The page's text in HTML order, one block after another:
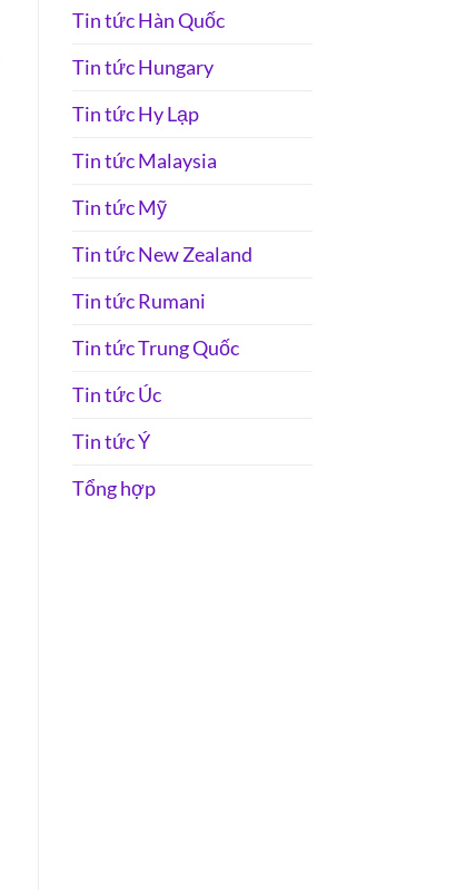
Tin tức Hàn Quốc
Tin tức Hungary
Tin tức Hy Lạp
Tin tức Malaysia
Tin tức Mỹ
Tin tức New Zealand
Tin tức Rumani
Tin tức Trung Quốc
Tin tức Úc
Tin tức Ý
Tổng hợp